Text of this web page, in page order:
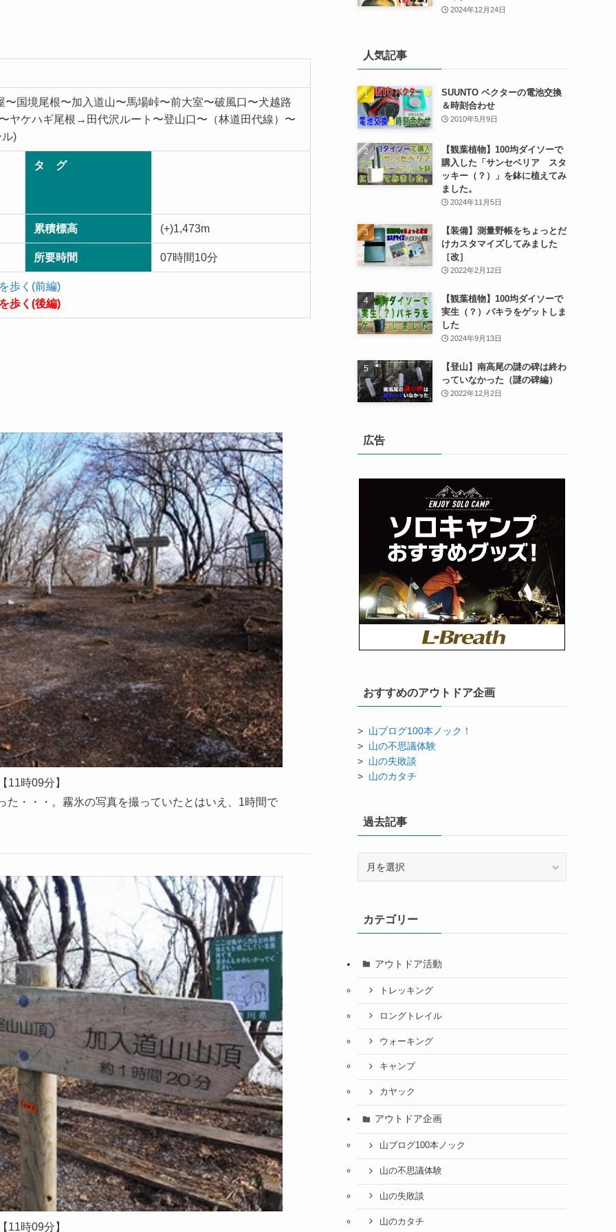
国境尾根〜加入道山〜馬場峠〜前大室〜破風口〜犬越路
ヤケハギ尾根→田代沢ルート〜登山口〜（林道田代線）〜
)
タ グ
累積標高 (+)1,473m
所要時間 07時間10分
歩く(前編)
歩く(後編)
11時09分】
・・・。霧氷の写真を撮っていたとはいえ、1時間で
11時09分】
2024年12月24日
人気記事
SUUNTO ベクターの電池交換
＆時刻合わせ
2010年5月9日
【観葉植物】100均ダイソーで
購入した「サンセベリア スタ
ッキー（？）」を鉢に植えてみ
ました。
2024年11月5日
【装備】測量野帳をちょっとだ
けカスタマイズしてみました
［改］
2022年2月12日
【観葉植物】100均ダイソーで
実生（？）パキラをゲットしま
した
2024年9月13日
【登山】南高尾の謎の碑は終わ
っていなかった（謎の碑編）
2022年12月2日
広告
おすすめのアウトドア企画
> 山ブログ100本ノック！
> 山の不思議体験
> 山の失敗談
> 山のカタチ
過去記事
カテゴリー
アウトドア活動
トレッキング
ロングトレイル
ウォーキング
キャンプ
カヤック
アウトドア企画
山ブログ100本ノック
山の不思議体験
山の失敗談
山のカタチ